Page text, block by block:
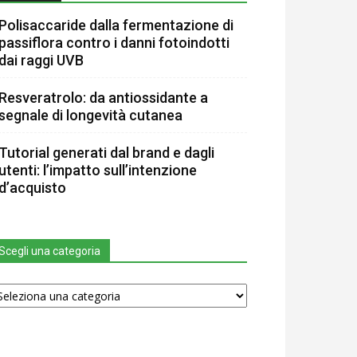
Polisaccaride dalla fermentazione di
passiflora contro i danni fotoindotti
dai raggi UVB
Resveratrolo: da antiossidante a
di longevità cutanea
Tutorial generati dal brand e dagli
utenti: l’impatto sull’intenzione
d’acquisto
una categoria